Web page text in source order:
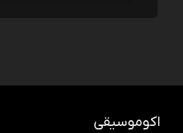
اکوموسیقی